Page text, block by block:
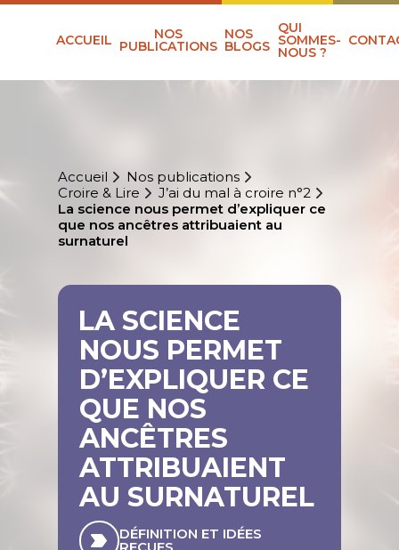
ACCUEIL NOS
PUBLICATIONS
NOS
BLOGS
QUI
SOMMES-
NOUS ?
Accueil
Nos publications
Croire & Lire
J’ai du mal à croire n°2
La science nous permet d’expliquer ce
que nos ancêtres attribuaient au
surnaturel
LA SCIENCE
NOUS PERMET
D’EXPLIQUER CE
QUE NOS
ANCÊTRES
ATTRIBUAIENT
AU SURNATUREL
DÉFINITION ET IDÉES